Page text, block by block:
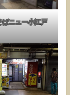
ばニュー小江戸